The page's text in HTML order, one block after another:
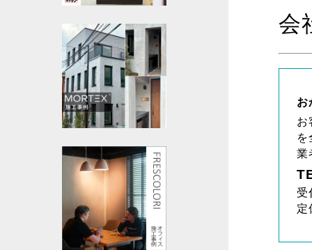
会
お
お
を
業
受
定